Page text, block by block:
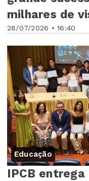
28/07/2026 • 16:40
milhares de
Educação
IPCB